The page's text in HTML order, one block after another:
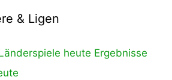
& Ligen
heute Ergebnisse